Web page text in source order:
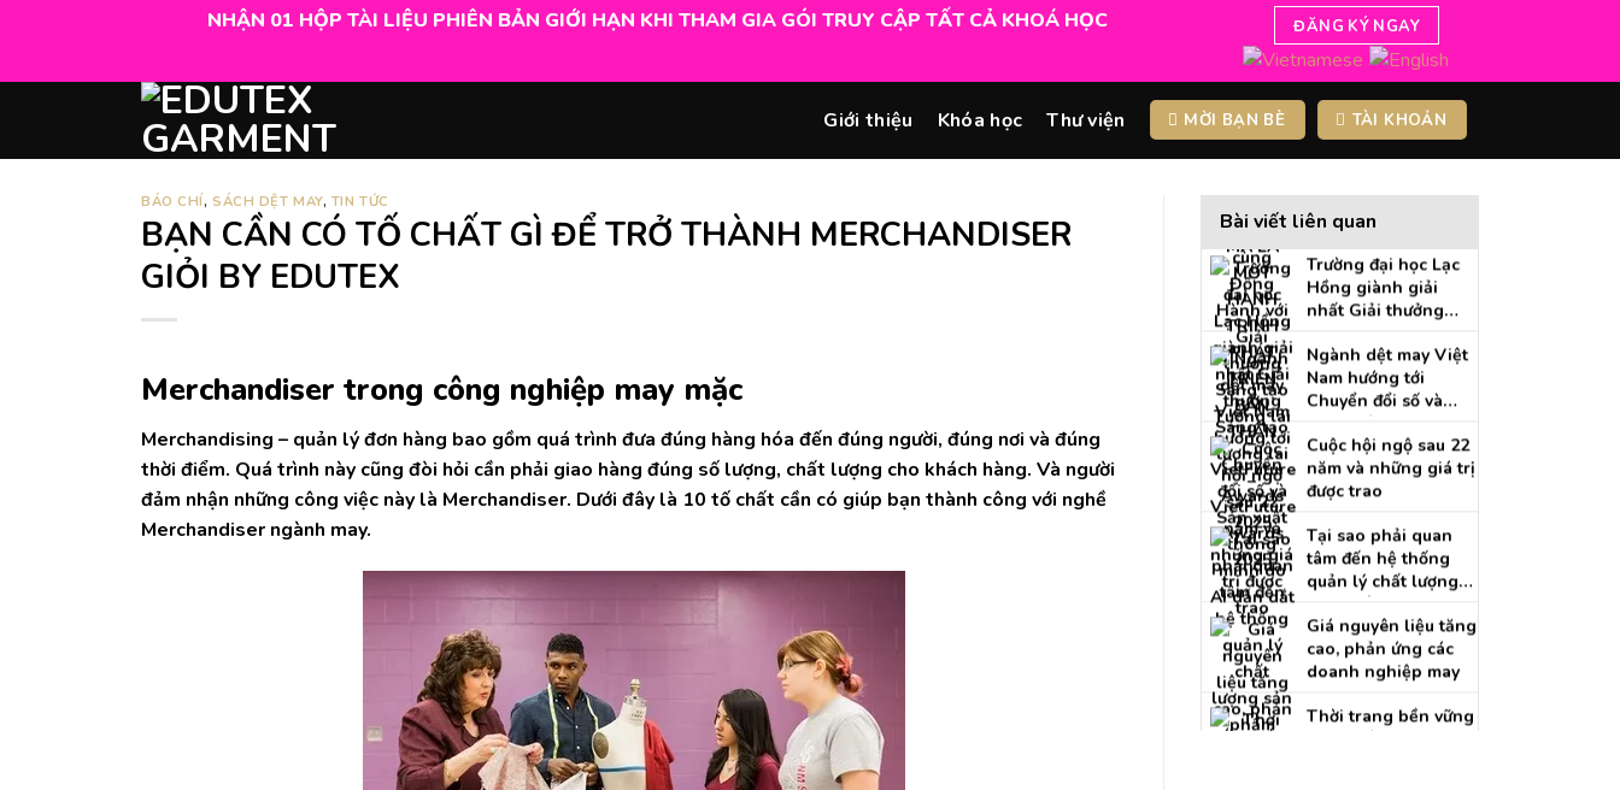
NHẬN 01 HỘP TÀI LIỆU PHIÊN BẢN GIỚI HẠN KHI THAM GIA GÓI TRUY CẬP TẤT CẢ KHOÁ HỌC ĐĂNG KÝ NGAY
Giới thiệu Khóa học Thư viện MỜI BẠN BÈ TÀI KHOẢN
BÁO CHÍ,SÁCH DỆT MAY, TIN TỨC
BẠN CẦN CÓ TỐ CHẤT GÌ ĐỂ TRỞ THÀNH MERCHANDISER
GIỎI BY EDUTEX
Merchandiser trong công nghiệp may mặc
Merchandising – quản lý đơn hàng bao gồm quá trình đưa đúng hàng hóa đến đúng người, đúng nơi và đúng
thời điểm. Quá trình này cũng đòi hỏi cần phải giao hàng đúng số lượng, chất lượng cho khách hàng. Và người
đảm nhận những công việc này là Merchandiser. Dưới đây là 10 tố chất cần có giúp bạn thành công với nghề
Merchandiser ngành may.
Bài viết liên quan
GOLF KHÔNG CHỈ
LÀ MỘT MÔN THỂ
THAO – MÀ LÀ MỘT
HÀNH TRÌNH PHÁT
Đồng Hành với Giải
thưởng Sáng tạo
VietFuture Awards
2025
Trường đại học Lạc
Hồng giành giải
nhất Giải thưởng
Sáng tạo tương lai –
2025
Nam hướng tới
Chuyển đổi số và
Sản xuất thông minh
do AI dẫn dắt
Cuộc hội ngộ sau 22
năm và những giá trị
được trao
tâm đến hệ thống
quản lý chất lượng
sản phẩm trong
ngành may?
Giá nguyên liệu tăng
cao, phản ứng các
doanh nghiệp may
góp phần “giải
nhiệt” môi trường !